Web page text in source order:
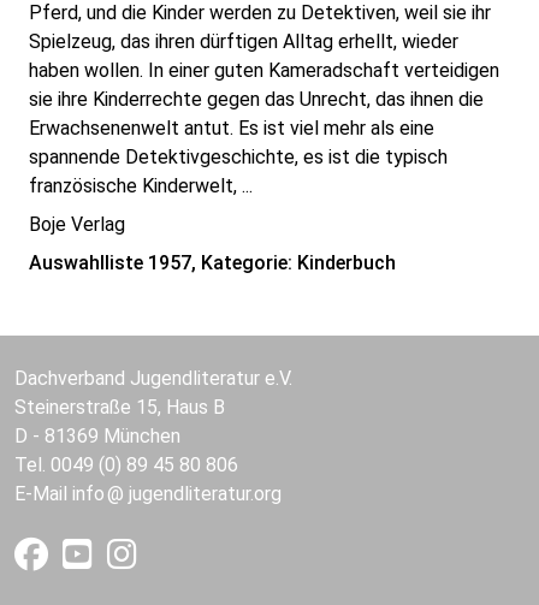
Pferd, und die Kinder werden zu Detektiven, weil sie ihr
Spielzeug, das ihren dürftigen Alltag erhellt, wieder
haben wollen. In einer guten Kameradschaft verteidigen
sie ihre Kinderrechte gegen das Unrecht, das ihnen die
Erwachsenenwelt antut. Es ist viel mehr als eine
spannende Detektivgeschichte, es ist die typisch
französische Kinderwelt, ...
Boje Verlag
Auswahlliste 1957, Kategorie: Kinderbuch
Dachverband Jugendliteratur e.V.
Steinerstraße 15, Haus B
D - 81369 München
Tel. 0049 (0) 89 45 80 806
E-Mail info jugendliteratur.org